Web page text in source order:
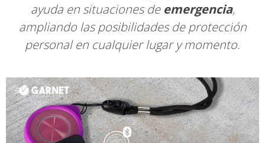
ayuda en situaciones de emergencia,
ampliando las posibilidades de protección
personal en cualquier lugar y momento.